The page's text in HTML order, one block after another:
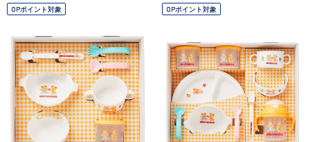
OPポイント対象 OPポイント対象